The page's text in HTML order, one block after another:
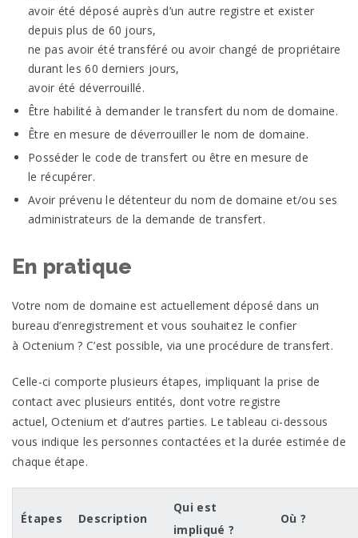
avoir été déposé auprès d’un autre registre et exister
depuis plus de 60 jours,
ne pas avoir été transféré ou avoir changé de propriétaire
durant les 60 derniers jours,
avoir été déverrouillé.
Être habilité à demander le transfert du nom de domaine.
Être en mesure de déverrouiller le nom de domaine.
Posséder le code de transfert ou être en mesure de
le récupérer.
Avoir prévenu le détenteur du nom de domaine et/ou ses
administrateurs de la demande de transfert.
En pratique
Votre nom de domaine est actuellement déposé dans un
bureau d’enregistrement et vous souhaitez le confier
à Octenium ? C’est possible, via une procédure de transfert.
Celle-ci comporte plusieurs étapes, impliquant la prise de
contact avec plusieurs entités, dont votre registre
actuel,Octenium et d’autres parties. Le tableau ci-dessous
vous indique les personnes contactées et la durée estimée de
chaque étape.
Étapes Description
Qui est
impliqué ?
Où ?